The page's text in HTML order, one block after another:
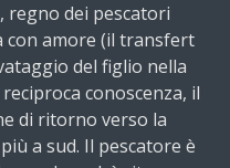
regno dei pescatori
con amore (il transfert
del figlio nella
conoscenza, il
di ritorno verso la
a sud. Il pescatore è